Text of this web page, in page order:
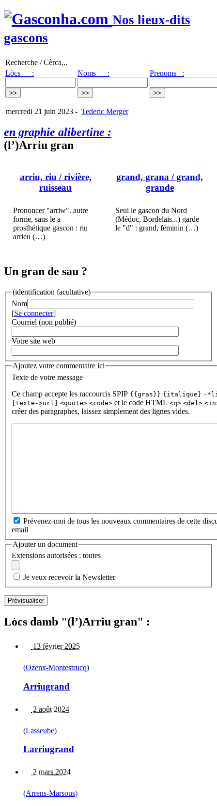
Nos lieux-dits
gascons
Recherche / Cèrca...
Lòcs :
Noms : Prenoms :
mercredi 21 juin 2023 - Tederic Merger
en graphie alibertine :
(l’)Arriu gran
arriu, riu / rivière,
ruisseau
Prononcer "arriw". autre
forme, sans le a
prosthétique gascon : riu
arrieu (…)
grand, grana / grand,
grande
Seul le gascon du Nord
(Médoc, Bordelais...) garde
le "d" : grand, féminin (…)
Un gran de sau ?
(identification facultative)
Nom
[Se connecter]
Courriel (non publié)
Votre site web
Ajoutez votre commentaire ici
Texte de votre message
Ce champ accepte les raccourcis SPIP {{gras}} {italique} -
[texte->url] <quote> <code> et le code HTML <q> <del>
créer des paragraphes, laissez simplement des lignes vides.
Prévenez-moi de tous les nouveaux commentaires de cette
email
Ajouter un document
Extensions autorisées : toutes
Je veux recevoir la Newsletter
Lòcs damb "(l’)Arriu gran" :
13 février 2025
(Ozenx-Montestrucq)
Arriugrand
2 août 2024
(Lasseube)
Larriugrand
2 mars 2024
(Arrens-Marsous)